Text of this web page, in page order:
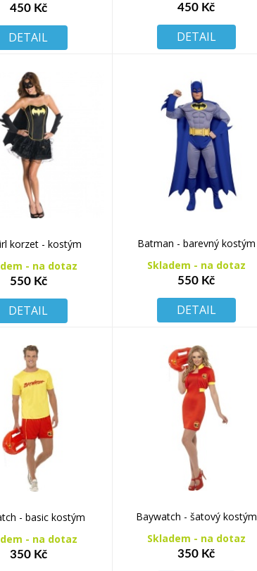
450 Kč
DETAIL
450 Kč
DETAIL
korzet - kostým
- na dotaz
550 Kč
DETAIL
Batman - barevný kostým
Skladem - na dotaz
550 Kč
DETAIL
- basic kostým
- na dotaz
350 Kč
Baywatch - šatový kostým
Skladem - na dotaz
350 Kč